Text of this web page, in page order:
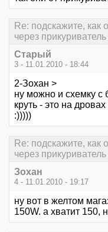
Re: подскажите, как
через
Старый
3 - 11.01.2010 - 18:44
2-Зохан >
ну можно и схемку с
круть - это на
:)))))
Re: подскажите, как
через
Зохан
4 - 11.01.2010 - 19:17
ну вот в желтом
150W. а хватит 150,